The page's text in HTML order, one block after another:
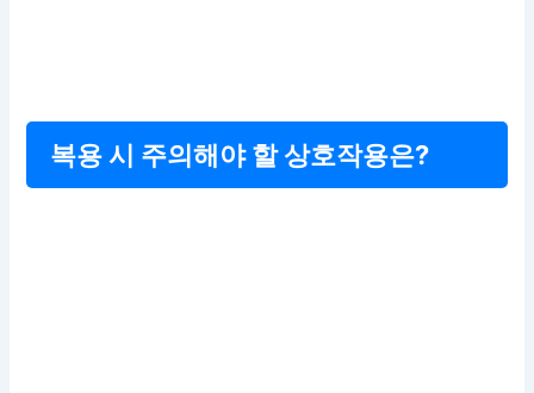
복용 시 주의해야 할 상호작용은?